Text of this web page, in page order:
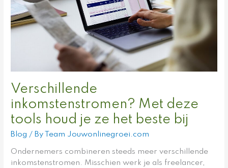
Verschillende
inkomstenstromen? Met deze
tools houd je ze het beste bij
Blog / By Team Jouwonlinegroei.com
Ondernemers combineren steeds meer verschillende
inkomstenstromen. Misschien werk je als freelancer,
ze
het